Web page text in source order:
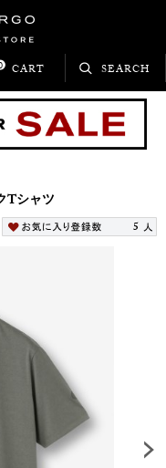
CART SEARCH
Tシャツ
5